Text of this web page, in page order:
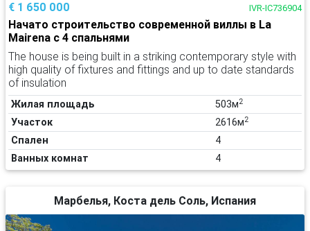
€ 1 650 000 IVR-IC736904
Начато строительство современной виллы в La
Mairena с 4 спальнями
The house is being built in a striking contemporary style with
high quality of fixtures and fittings and up to date standards
of insulation
Жилая площадь 503м2
Участок 2616м2
Спален
4
Ванных комнат
4
Марбелья, Коста дель Соль, Испания